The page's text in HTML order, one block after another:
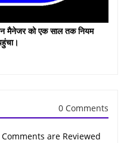
मैनेजर को एक साल तक नियम
0 Comments
are Reviewed